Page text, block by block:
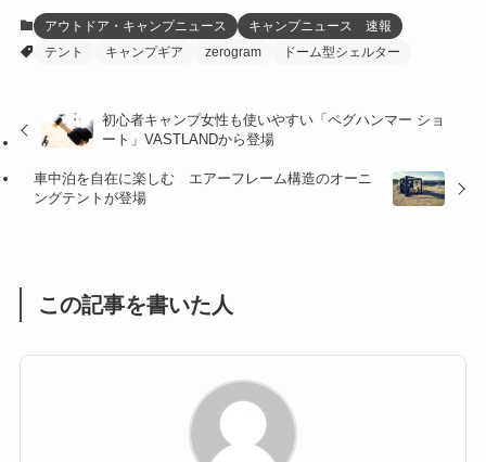
(27) (41)
(47)
(1)
(20)
(4)
(16)
アウトドア・キャンプニュース
キャンプニュース 速報
テント
キャンプギア zerogram ドーム型シェルター
初心者キャンプ女性も使いやすい「ペグハンマー ショ
ート」VASTLANDから登場
車中泊を自在に楽しむ エアーフレーム構造のオーニ
ングテントが登場
この記事を書いた人